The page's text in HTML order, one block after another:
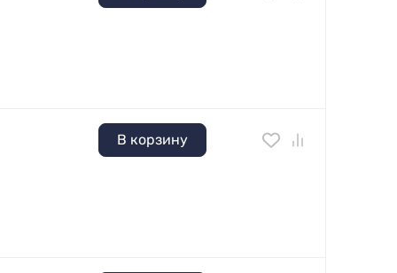
В корзину